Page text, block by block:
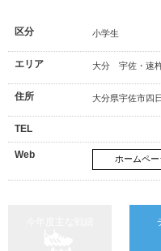
区分 小学生
エリア 大分 宇佐・速
住所 大分県宇佐市四
TEL
Web ホームペー